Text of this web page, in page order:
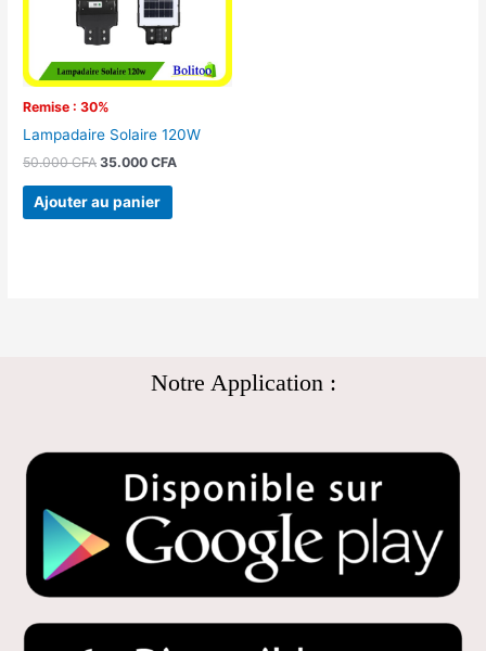
Remise : 30%
Lampadaire Solaire 120W
50.000CFA 35.000CFA
Ajouter au panier
Notre Application :